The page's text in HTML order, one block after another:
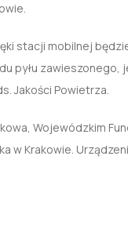
stacji mobilnej
pyłu zawieszonego,
Jakości Powietrza.
Wojewódzkim
w Krakowie.